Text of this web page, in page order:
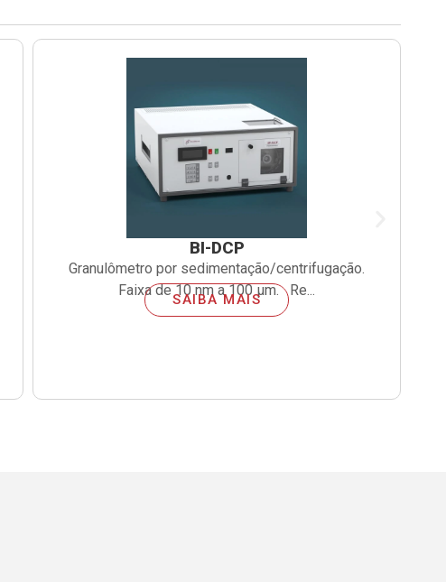
BI-DCP
Granulômetro por sedimentação/centrifugação.
Faixa de 10 nm a 100 µm. Re...
SAIBA MAIS